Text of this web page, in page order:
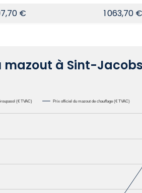
€ 1 063,70 €
mazout à Sint-
(€ TVAC) Prix officiel du mazout de chauffage (€ TVAC)